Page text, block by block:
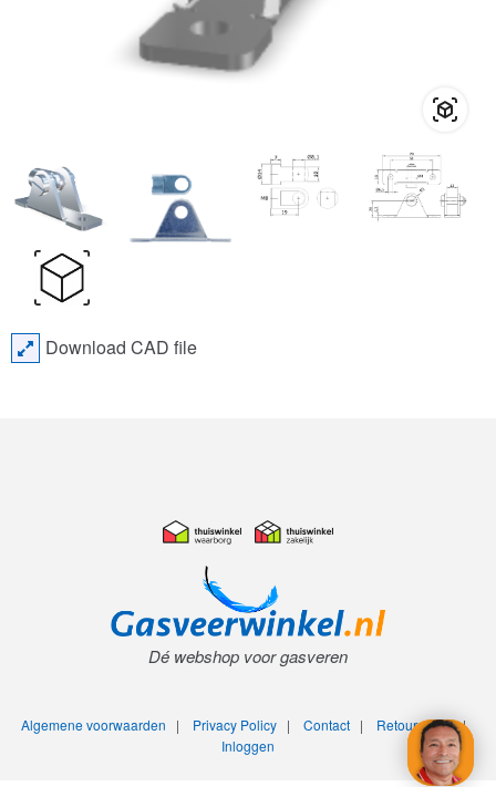
Download CAD file
Dé webshop voor gasveren
Algemene voorwaarden | Privacy Policy| Contact| Retourneren|
Inloggen